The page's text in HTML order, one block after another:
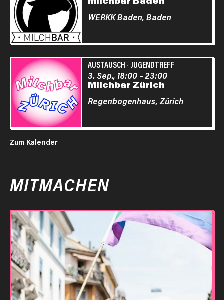
WERKK Baden, Baden
AUSTAUSCH · JUGENDTREFF
Milchbar Zürich
3. Sep., 18:00–23:00
Regenbogenhaus, Zürich
Zum Kalender
MITMACHEN